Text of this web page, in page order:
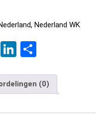
,Nederland WK
R
Li
ke
dI
n
e
n
(0)